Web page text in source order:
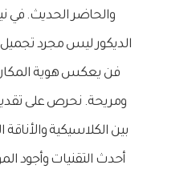
والحاضر الحديث. في
الديكور ليس مجرد تجميل
فن يعكس هوية
ومريحة. نحرص على
بين الكلاسيكية
أحدث التقنيات وأجود